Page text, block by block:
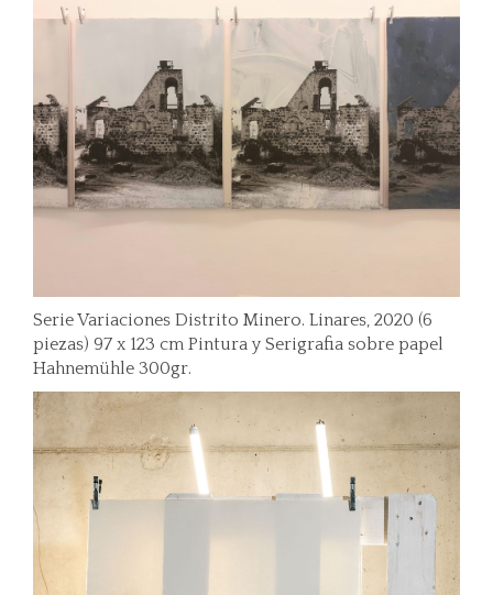
Serie Variaciones Distrito Minero. Linares, 2020 (6
piezas) 97 x 123 cm Pintura y Serigrafia sobre papel
Hahnemühle 300gr.